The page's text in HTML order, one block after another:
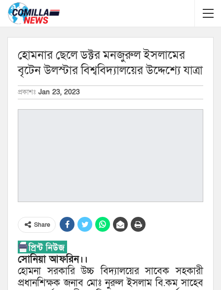
হোমনার ছেলে ডক্টর মনজুরুল ইসলামের
বৃটেন উলস্টার বিশ্ববিদ্যালয়ের উদ্দেশ্যে যাত্রা
প্রকাশঃ Jan 23, 2023
Share
সোনিয়া আফরিন।।
হোমনা সরকারি উচ্চ বিদ্যালয়ের সাবেক সহকারী
প্রধানশিক্ষক জনাব মোঃ নুরুল ইসলাম বি.কম সাহেব